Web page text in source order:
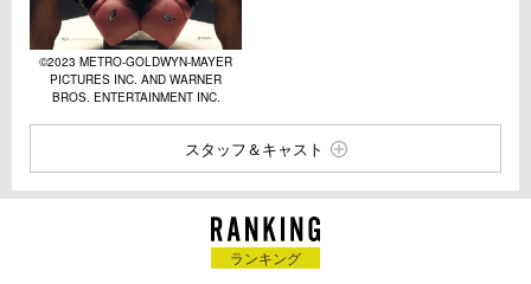
©2023 METRO-GOLDWYN-MAYER
PICTURES INC. AND WARNER
BROS. ENTERTAINMENT INC.
スタッフ＆キャスト
ランキング